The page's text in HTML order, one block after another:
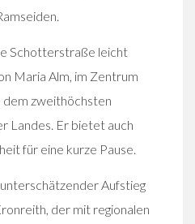
Schotterstraße leicht
Maria Alm, im Zentrum
zweithöchsten
Landes. Er bietet auch
für eine kurze Pause.
Aufstieg
der mit regionalen